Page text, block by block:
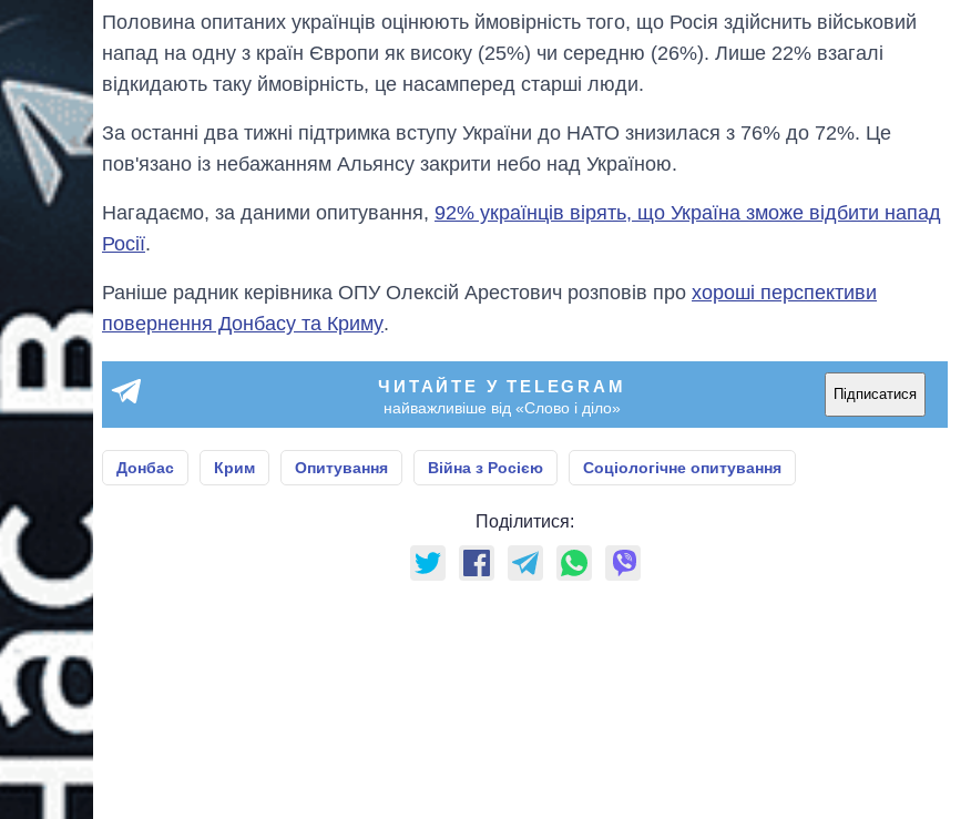
Половина опитаних українців оцінюють ймовірність того, що Росія здійснить військовий
напад на одну з країн Європи як високу (25%) чи середню (26%). Лише 22% взагалі
відкидають таку ймовірність, це насамперед старші люди.
За останні два тижні підтримка вступу України до НАТО знизилася з 76% до 72%. Це
пов'язано із небажанням Альянсу закрити небо над Україною.
Нагадаємо, за даними опитування, 92% українців вірять, що Україна зможе відбити напад
Росії.
Раніше радник керівника ОПУ Олексій Арестович розповів про хороші перспективи
повернення Донбасу та Криму.
ЧИТАЙТЕ У TELEGRAM
найважливіше від «Слово і діло»
Підписатися
Донбас Крим Опитування Війна з Росією Соціологічне опитування
Поділитися: